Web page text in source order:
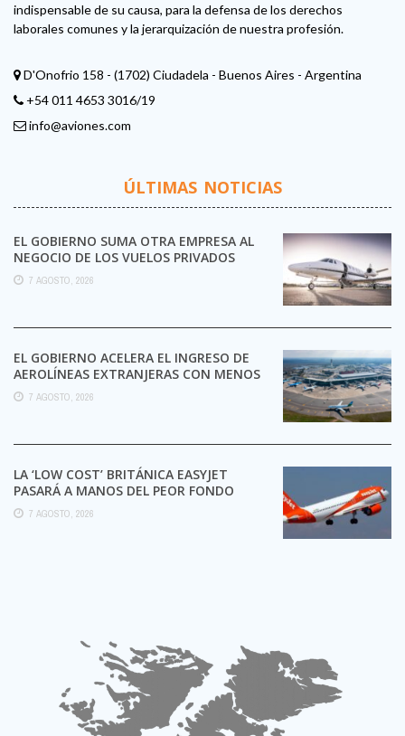
indispensable de su causa, para la defensa de los derechos
laborales comunes y la jerarquización de nuestra profesión.
D'Onofrio 158 - (1702) Ciudadela - Buenos Aires - Argentina
+54 011 4653 3016/19
info@aviones.com
ÚLTIMAS NOTICIAS
EL GOBIERNO SUMA OTRA EMPRESA AL
NEGOCIO DE LOS VUELOS PRIVADOS
7 AGOSTO, 2026
EL GOBIERNO ACELERA EL INGRESO DE
AEROLÍNEAS EXTRANJERAS CON MENOS
TRÁMITES
7 AGOSTO, 2026
LA ‘LOW COST’ BRITÁNICA EASYJET
PASARÁ A MANOS DEL PEOR FONDO
POSIBLE:
7 AGOSTO, 2026